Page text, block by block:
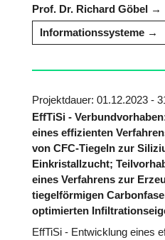
Prof. Dr. Richard Göbel
Informationssysteme
Projektdauer: 01.12.2023 -
EffTiSi -
eines effizienten
von CFC-Tiegeln zur
Einkristallzucht;
eines Verfahrens zur
tiegelförmigen
optimierten
EffTiSi - Entwicklung eines